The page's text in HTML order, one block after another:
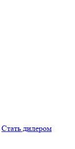
Стать дилером